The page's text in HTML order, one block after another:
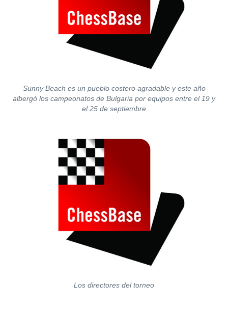
Sunny Beach es un pueblo costero agradable y este año
albergó los campeonatos de Bulgaria por equipos entre el 19 y
el 25 de septiembre
Los directores del torneo